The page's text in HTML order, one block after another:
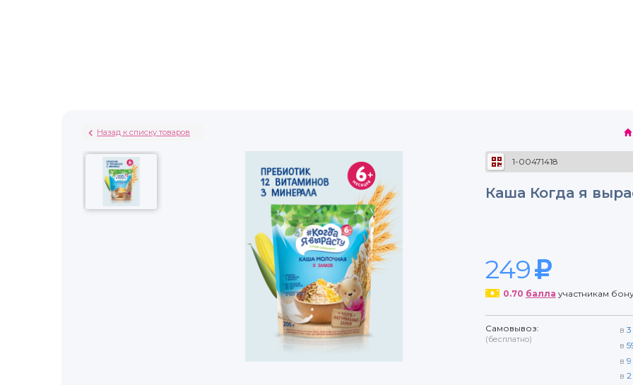
Назад к списку товаров
1-00471418
Каша Когда я
249
0.70 балла участникам
Самовывоз:
(бесплатно)
в 3
в
в 9
в 2